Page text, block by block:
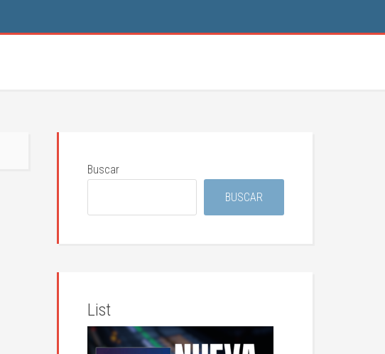
Buscar
BUSCAR
List